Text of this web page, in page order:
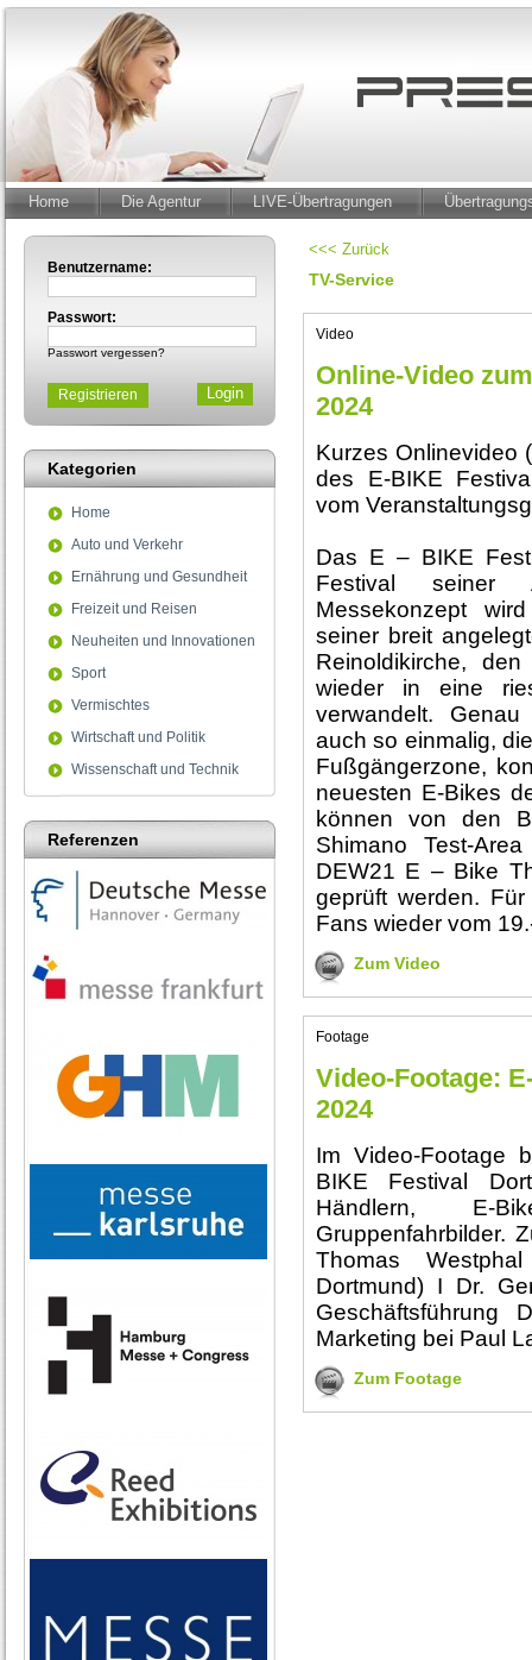
Home Die Agentur LIVE-Übertragungen
Benutzername:
Passwort:
Passwort vergessen?
Registrieren
Kategorien
Home
Auto und Verkehr
Ernährung und Gesundheit
Freizeit und Reisen
Neuheiten und Innovationen
Sport
Vermischtes
Wirtschaft und Politik
Wissenschaft und Technik
Referenzen
<<< Zurück
TV-Service
Video
Online-Video
2024
Kurzes Onlinevideo
des E-BIKE
vom
Das E – BIKE
Festival seiner
Messekonzept
seiner breit
Reinoldikirche,
wieder in eine
verwandelt.
auch so einmalig,
Fußgängerzone,
neuesten E-Bikes
können von den
Shimano Test-
DEW21 E – Bike
geprüft werden.
Fans wieder vom
Zum Video
Footage
Video-Footage:
2024
Im Video-Footage
BIKE Festival
Händlern, E-
Gruppenfahrbilder.
Thomas
Dortmund) I Dr.
Geschäftsführung
Marketing bei Paul
Zum Footage